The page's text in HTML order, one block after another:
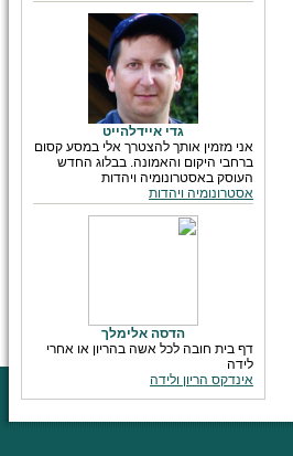
גדי איידלהייט
אני מזמין אותך להצטרך אלי במסע קסום
ברחבי היקום והאמונה. בבלוג החדש
העוסק באסטרונומיה ויהדות
אסטרונומיה ויהדות
הדסה אלימלך
דף בית חובה לכל אשה בהריון או אחרי
לידה
אינדקס הריון ולידה